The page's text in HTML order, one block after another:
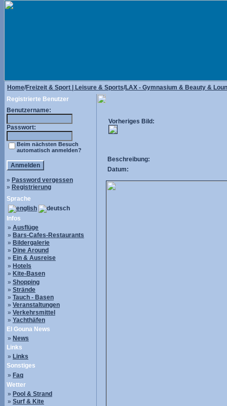
Home/Freizeit & Sport | Leisure & Sports/LAX - Gymnasium & Beauty &
Registrierte Benutzer
Benutzername:
Passwort:
Beim nächsten Besuch
automatisch anmelden?
» Password vergessen
» Registrierung
Sprache
Infos
» Ausflüge
» Bars-Cafes-Restaurants
» Bildergalerie
» Dine Around
» Ein & Ausreise
» Hotels
» Kite-Basen
» Shopping
» Strände
» Tauch - Basen
» Veranstaltungen
» Verkehrsmittel
» Yachthäfen
El Gouna News
» News
Links
» Links
Sonstiges
» Faq
Wetter
» Pool & Strand
» Surf & Kite
Vorheriges Bild:
Beschreibung:
Datum: